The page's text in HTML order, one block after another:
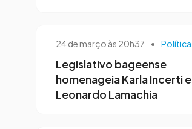
24 de março às 20h37 • Política
Legislativo bageense
homenageia Karla Incerti e
Leonardo Lamachia